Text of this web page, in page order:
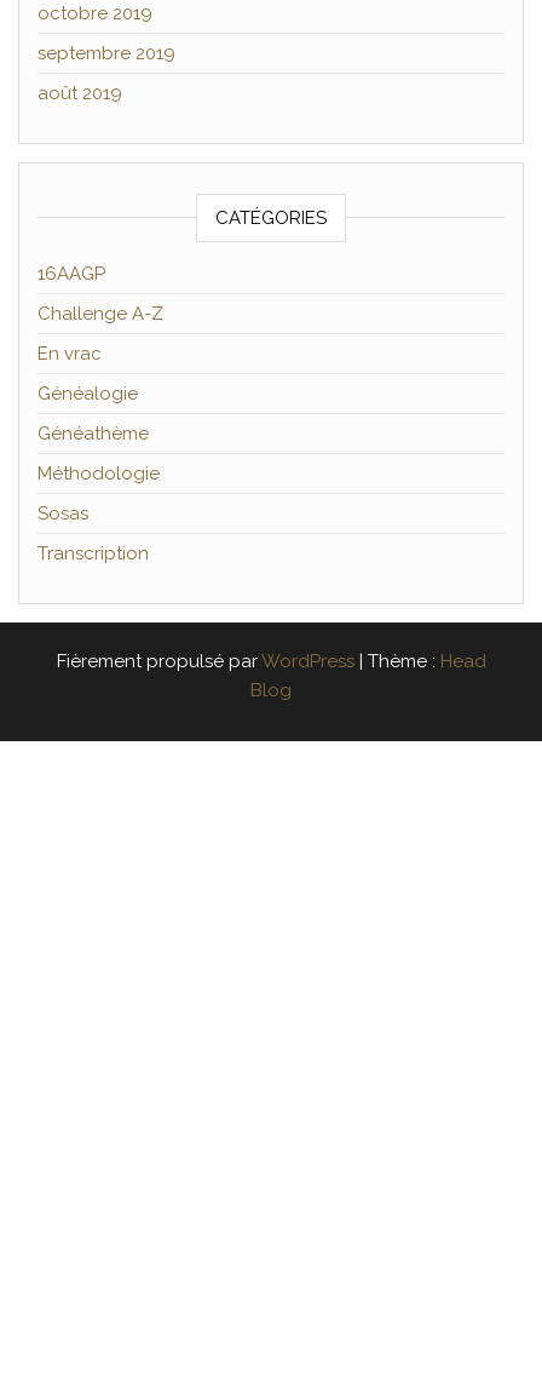
octobre 2019
septembre 2019
août 2019
CATÉGORIES
16AAGP
Challenge A-Z
En vrac
Généalogie
Généathème
Méthodologie
Sosas
Transcription
Fièrement propulsé parWordPress | Thème : Head
Blog